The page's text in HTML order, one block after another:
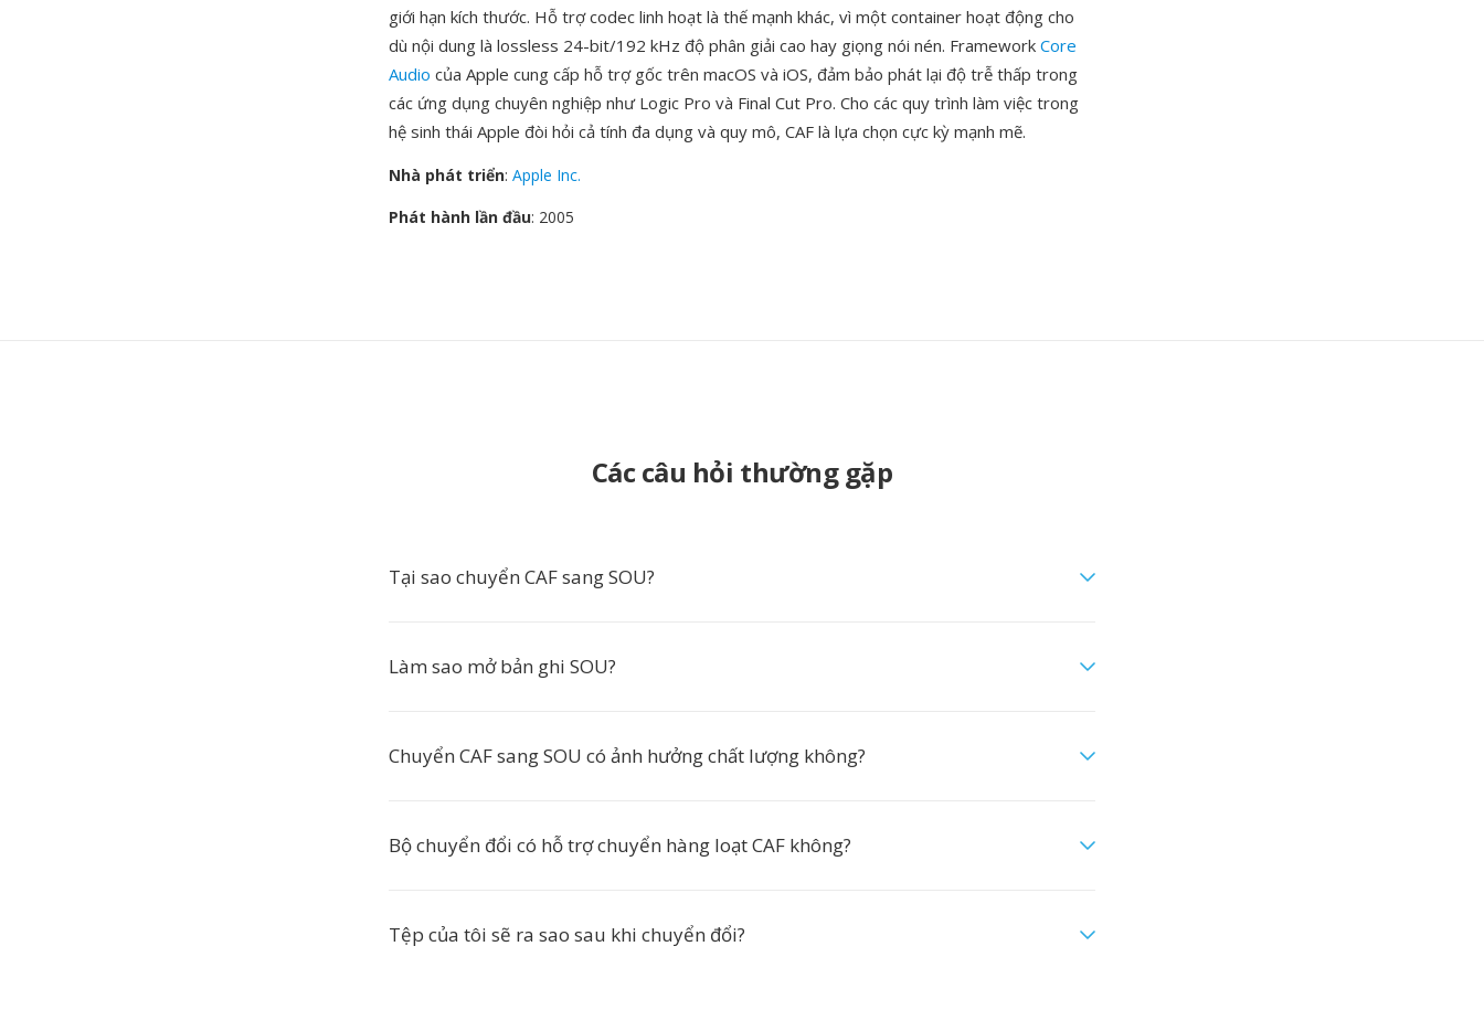
giới hạn kích thước. Hỗ trợ codec linh hoạt là thế mạnh khác, vì một container hoạt động cho
dù nội dung là lossless 24-bit/192 kHz độ phân giải cao hay giọng nói nén. Framework Core
Audio của Apple cung cấp hỗ trợ gốc trên macOS và iOS, đảm bảo phát lại độ trễ thấp trong
các ứng dụng chuyên nghiệp như Logic Pro và Final Cut Pro. Cho các quy trình làm việc trong
hệ sinh thái Apple đòi hỏi cả tính đa dụng và quy mô, CAF là lựa chọn cực kỳ mạnh mẽ.
Nhà phát triển: Apple Inc.
Phát hành lần đầu: 2005
Các câu hỏi thường gặp
Tại sao chuyển CAF sang SOU?
Làm sao mở bản ghi SOU?
Chuyển CAF sang SOU có ảnh hưởng chất lượng không?
Bộ chuyển đổi có hỗ trợ chuyển hàng loạt CAF không?
Tệp của tôi sẽ ra sao sau khi chuyển đổi?